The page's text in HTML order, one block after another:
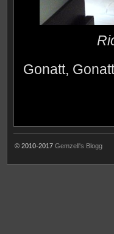
Gonatt,
© 2010-2017 Gemzell's Blogg